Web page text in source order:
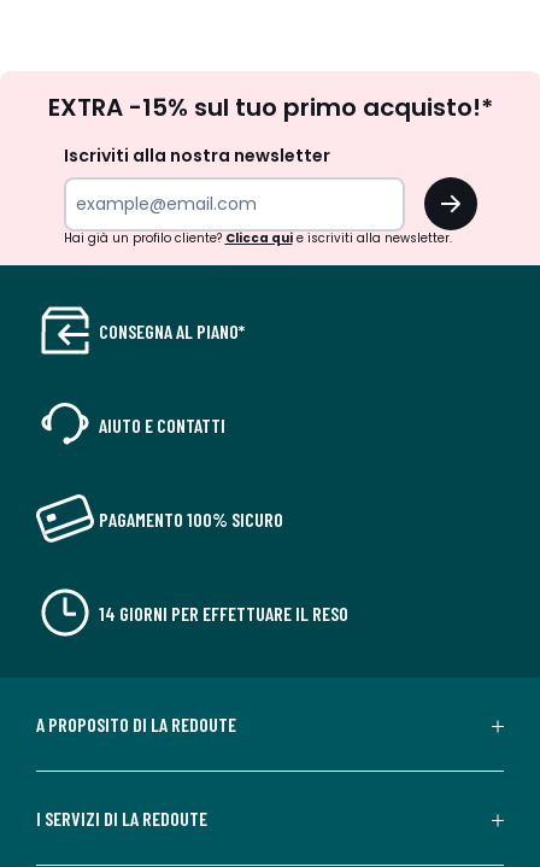
newsletter
EXTRA -15% sul tuo primo acquisto!*
Iscriviti alla nostra newsletter
OK
Hai già un profilo cliente? Clicca quie iscriviti alla newsletter.
CONSEGNA AL PIANO*
AIUTO E CONTATTI
PAGAMENTO 100% SICURO
14 GIORNI PER EFFETTUARE IL RESO
A PROPOSITO DI LA REDOUTE
I SERVIZI DI LA REDOUTE